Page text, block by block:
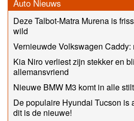
Auto Nieuws
Deze Talbot-Matra Murena is
wild
Vernieuwde Volkswagen Caddy:
Kia Niro verliest zijn stekker en
allemansvriend
Nieuwe BMW M3 komt in alle
De populaire Hyundai Tucson is
dit is de nieuwe!